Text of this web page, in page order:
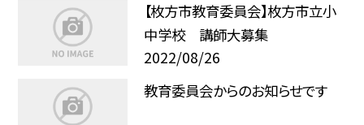
【枚方市教育委員会】枚方市立小
中学校 講師大募集
2022/08/26
教育委員会からのお知らせです